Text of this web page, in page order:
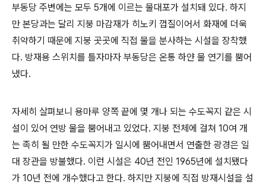
부동당 주변에는 모두 5개에 이르는 물대포가 설치돼 있다. 하지
만 본당과는 달리 지붕 마감재가 히노키 껍질이어서 화재에 더욱
취약하기 때문에 지붕 곳곳에 직접 물을 분사하는 시설을 장착했
다. 방재용 스위치를 틀자마자 부동당은 온통 하얀 물 연기를 뿜어
냈다.
자세히 살펴보니 용마루 양쪽 끝에 몇 개나 되는 수도꼭지 같은 시
설이 있어 연방 물을 뿜어내고 있었다. 지붕 전체에 걸쳐 10여 개
는 족히 될 만한 수도꼭지가 일시에 뿜어내면서 연출한 광경은 일
대 장관을 방불했다. 이런 시설은 40년 전인 1965년에 설치됐다
가 10년 전에 개수했다고 한다. 하지만 지붕에 직접 방재시설을 설